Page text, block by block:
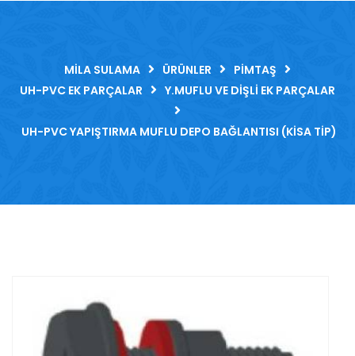
MILA SULAMA ÜRÜNLER
PIMTAŞ
UH-PVC EK PARÇALAR
Y.MUFLU VE DIŞLI EK PARÇALAR
UH-PVC YAPIŞTIRMA MUFLU DEPO BAĞLANTISI (KISA TIP)